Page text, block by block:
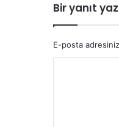
Bir yanıt
E-posta